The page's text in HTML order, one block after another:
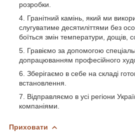
розробки.
Гранітний камінь, який ми
слугуватиме десятиліттями без
боїться змін температури, дощів,
Гравіємо за допомогою
допрацюванням професійного
Зберігаємо в себе на складі
встановлення.
Відправляємо в усі регіони
компаніями.
Приховати